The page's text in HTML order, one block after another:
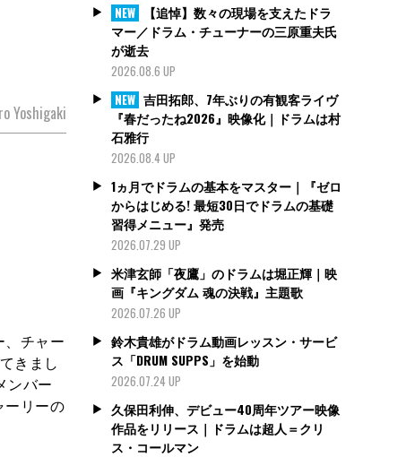
Yoshigaki
、チャー
きまし
ンバー
ーリーの
NEW
【追悼】数々の現場を支えたドラ
マー／ドラム・チューナーの三原重夫氏
が逝去
2026.08.6 UP
NEW 吉田拓郎、7年ぶりの有観客ライヴ
『春だったね2026』映像化｜ドラムは村
石雅行
2026.08.4 UP
1ヵ月でドラムの基本をマスター｜『ゼロ
からはじめる! 最短30日でドラムの基礎
習得メニュー』発売
2026.07.29 UP
米津玄師「夜鷹」のドラムは堀正輝｜映
画『キングダム 魂の決戦』主題歌
2026.07.26 UP
鈴木貴雄がドラム動画レッスン・サービ
ス「DRUM SUPPS」を始動
2026.07.24 UP
久保田利伸、デビュー40周年ツアー映像
作品をリリース｜ドラムは超人＝クリ
ス・コールマン